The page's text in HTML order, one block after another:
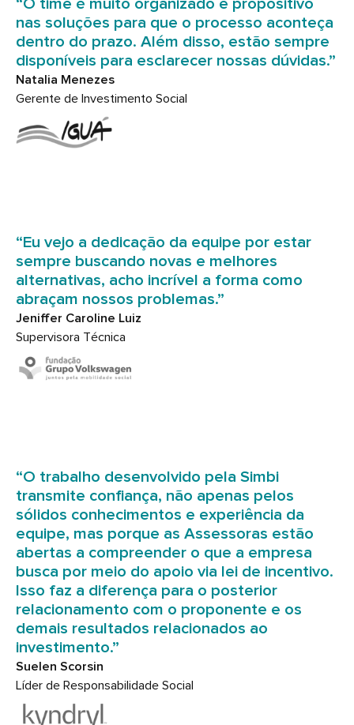
“O time é muito organizado e propositivo
nas soluções para que o processo aconteça
dentro do prazo. Além disso, estão sempre
disponíveis para esclarecer nossas dúvidas.”
Natalia Menezes
Gerente de Investimento Social
“Eu vejo a dedicação da equipe por estar
sempre buscando novas e melhores
alternativas, acho incrível a forma como
abraçam nossos problemas.”
Jeniffer Caroline Luiz
Supervisora Técnica
“O trabalho desenvolvido pela Simbi
transmite confiança, não apenas pelos
sólidos conhecimentos e experiência da
equipe, mas porque as Assessoras estão
abertas a compreender o que a empresa
busca por meio do apoio via lei de incentivo.
Isso faz a diferença para o posterior
relacionamento com o proponente e os
demais resultados relacionados ao
investimento.”
Suelen Scorsin
Líder de Responsabilidade Social